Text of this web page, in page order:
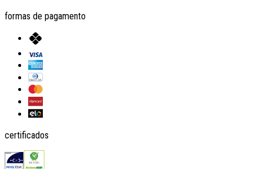
formas de pagamento
certificados